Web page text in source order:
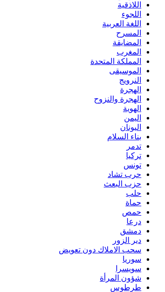
اللاذقية
اللجوء
اللغة العربية
المسرح
المضايقة
المغرب
المملكة المتحدة
الموسيقى
النرويج
الهجرة
الهجرة والنزوح
الهوية
اليمن
اليونان
بناء السلام
تدمر
تركيا
تونس
حرب تشاد
حزب البعث
حلب
حماة
حمص
درعا
دمشق
دير الزور
سحب الاملاك دون تعويض
سوريا
سويسرا
شؤون المرأة
طرطوس